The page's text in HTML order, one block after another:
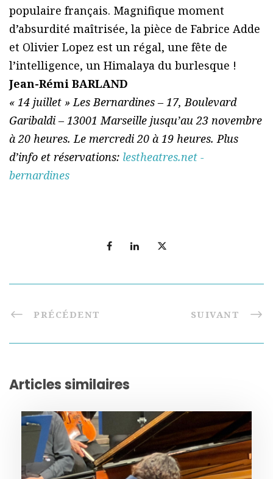
populaire français. Magnifique moment
d’absurdité maîtrisée, la pièce de Fabrice Adde
et Olivier Lopez est un régal, une fête de
l’intelligence, un Himalaya du burlesque !
Jean-Rémi BARLAND
« 14 juillet » Les Bernardines – 17, Boulevard
Garibaldi – 13001 Marseille jusqu’au 23 novembre
à 20 heures. Le mercredi 20 à 19 heures. Plus
d’info et réservations: lestheatres.net -
bernardines
PRÉCÉDENT SUIVANT
Articles similaires